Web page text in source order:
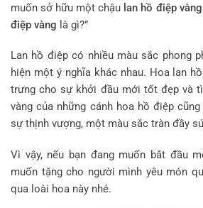
muốn sở hữu một chậu lan hồ điệp vàng
điệp vàng là gì?”
Lan hồ điệp có nhiều màu sắc phong
hiện một ý nghĩa khác nhau. Hoa lan
trưng cho sự khởi đầu mới tốt đẹp và
vàng của những cánh hoa hồ điệp
sự thịnh vượng, một màu sắc tràn đầy
Vì vậy, nếu bạn đang muốn bắt đầu
muốn tặng cho người mình yêu món
qua loài hoa này nhé.